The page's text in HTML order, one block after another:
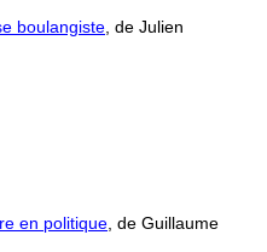
boulangiste, de Julien
en politique, de Guillaume